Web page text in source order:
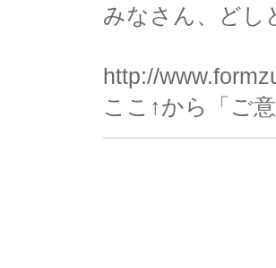
みなさん、どし
http://
ここ↑から「ご